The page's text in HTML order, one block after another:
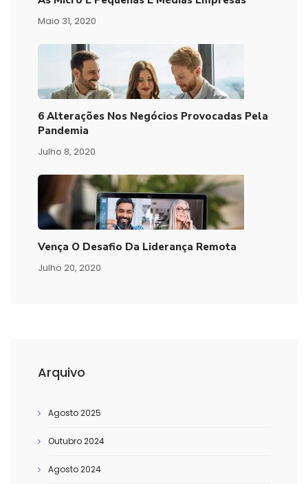
Maio 31, 2020
6 Alterações Nos Negócios Provocadas Pela
Pandemia
Julho 8, 2020
Vença O Desafio Da Liderança Remota
Julho 20, 2020
Arquivo
Agosto 2025
Outubro 2024
Agosto 2024